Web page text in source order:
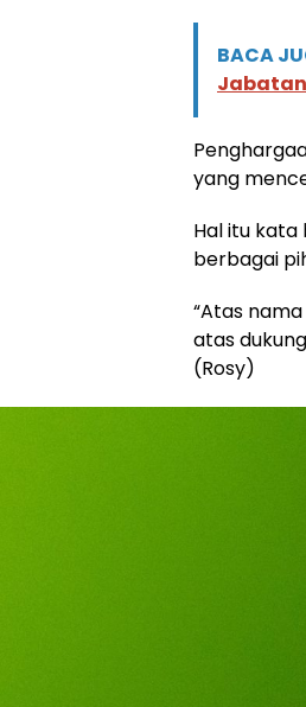
BACA
yang
Hal itu kata
berbagai
“Atas
atas
(Rosy)